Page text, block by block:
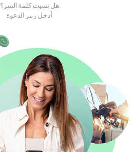
هل نسيت كلمة السر؟
أدخل رمز الدعوة